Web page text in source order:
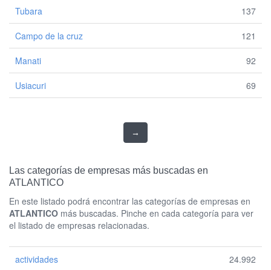
Tubara 137
Campo de la cruz 121
Manati 92
Usiacuri 69
→
Las categorías de empresas más buscadas en
ATLANTICO
En este listado podrá encontrar las categorías de empresas en
ATLANTICO más buscadas. Pinche en cada categoría para ver
el listado de empresas relacionadas.
actividades 24.992